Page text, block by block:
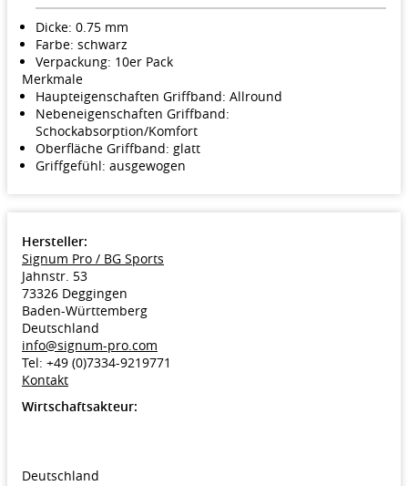
Dicke: 0.75 mm
Farbe: schwarz
Verpackung: 10er Pack
Merkmale
Haupteigenschaften Griffband: Allround
Nebeneigenschaften Griffband:
Schockabsorption/Komfort
Oberfläche Griffband: glatt
Griffgefühl: ausgewogen
Hersteller:
Signum Pro / BG Sports
Jahnstr. 53
73326 Deggingen
Baden-Württemberg
Deutschland
info@signum-pro.com
Tel: +49 (0)7334-9219771
Kontakt
Wirtschaftsakteur:
Deutschland